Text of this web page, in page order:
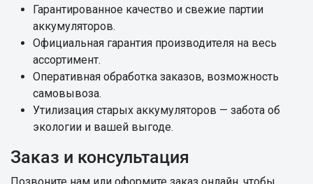
Гарантированное качество и свежие партии
аккумуляторов.
Официальная гарантия производителя на весь
ассортимент.
Оперативная обработка заказов, возможность
самовывоза.
Утилизация старых аккумуляторов — забота об
экологии и вашей выгоде.
Заказ и консультация